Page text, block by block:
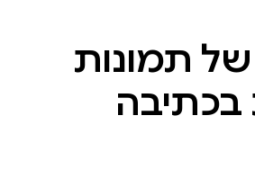
של תמונות
בכתיבה